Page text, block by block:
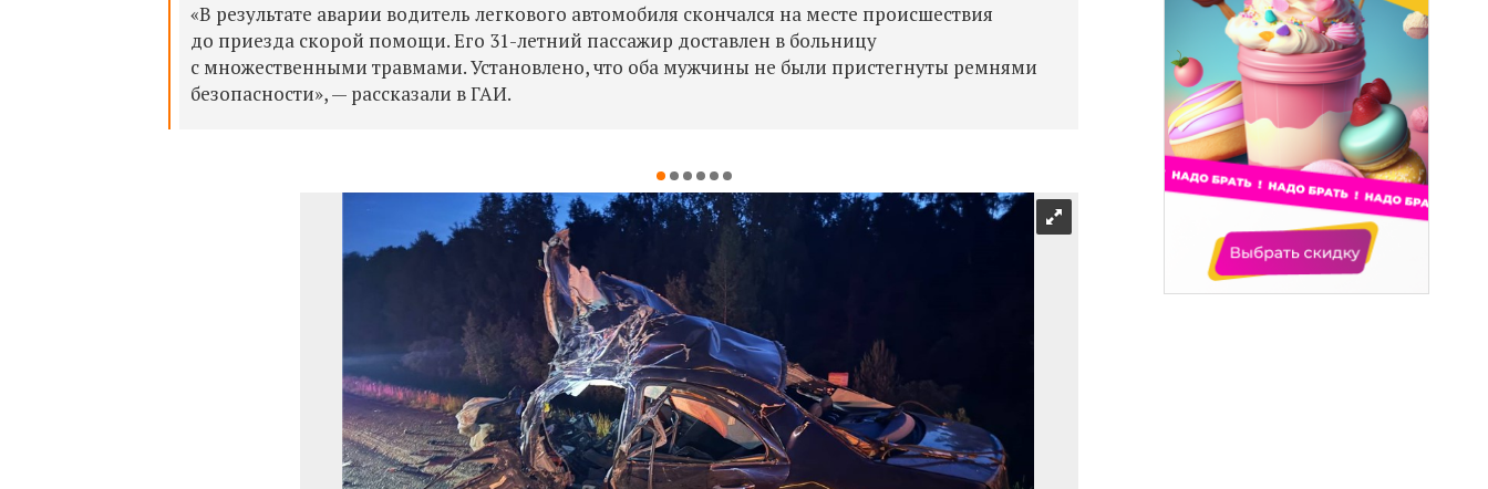
«В результате аварии водитель легкового автомобиля скончался на месте происшествия
до приезда скорой помощи. Его 31-летний пассажир доставлен в больницу
с множественными травмами. Установлено, что оба мужчины не были пристегнуты ремнями
безопасности», — рассказали в ГАИ.